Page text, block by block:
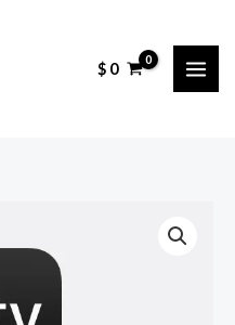
$0